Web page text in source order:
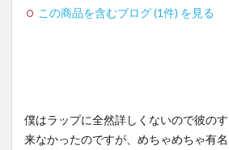
この商品を含むブログ (1件) を見る
僕はラップに全然詳しくないので彼の
来なかったのですが、めちゃめちゃ有